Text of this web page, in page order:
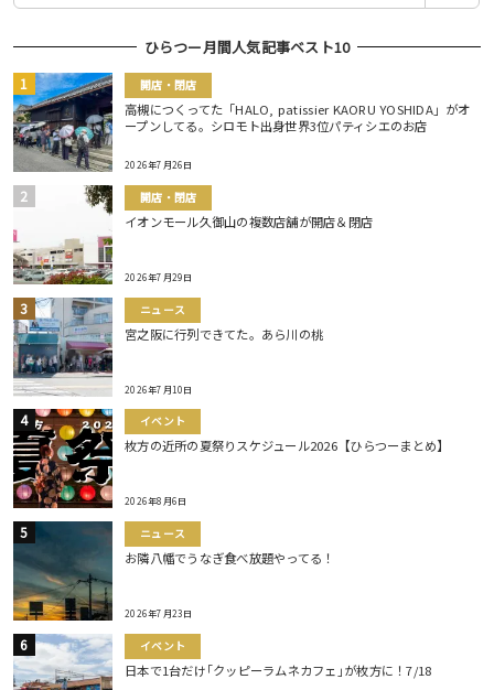
ひらつー月間人気記事ベスト10
開店・閉店
高槻につくってた「HALO, patissier KAORU YOSHIDA」がオ
ープンしてる。シロモト出身世界3位パティシエのお店
2026年7月26日
開店・閉店
イオンモール久御山の複数店舗が開店＆閉店
2026年7月29日
ニュース
宮之阪に行列できてた。あら川の桃
2026年7月10日
イベント
枚方の近所の夏祭りスケジュール2026【ひらつーまとめ】
2026年8月6日
ニュース
お隣八幡でうなぎ食べ放題やってる！
2026年7月23日
イベント
日本で1台だけ｢クッピーラムネカフェ｣が枚方に！7/18